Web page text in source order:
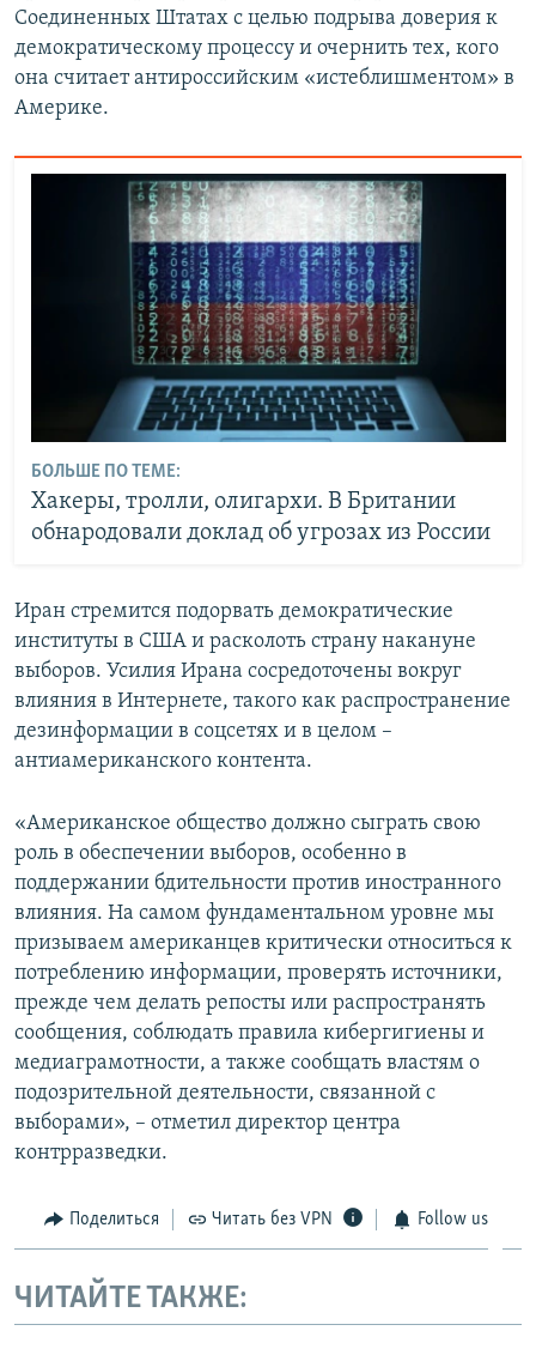
Соединенных Штатах с целью подрыва доверия к
демократическому процессу и очернить тех, кого
она считает антироссийским «истеблишментом» в
Америке.
БОЛЬШЕ ПО ТЕМЕ:
Хакеры, тролли, олигархи. В Британии
обнародовали доклад об угрозах из России
Иран стремится подорвать демократические
институты в США и расколоть страну накануне
выборов. Усилия Ирана сосредоточены вокруг
влияния в Интернете, такого как распространение
дезинформации в соцсетях и в целом –
антиамериканского контента.
«Американское общество должно сыграть свою
роль в обеспечении выборов, особенно в
поддержании бдительности против иностранного
влияния. На самом фундаментальном уровне мы
призываем американцев критически относиться к
потреблению информации, проверять источники,
прежде чем делать репосты или распространять
сообщения, соблюдать правила кибергигиены и
медиаграмотности, а также сообщать властям о
подозрительной деятельности, связанной с
выборами», – отметил директор центра
контрразведки.
Поделиться Читать без VPN Follow us
ЧИТАЙТЕ ТАКЖЕ: